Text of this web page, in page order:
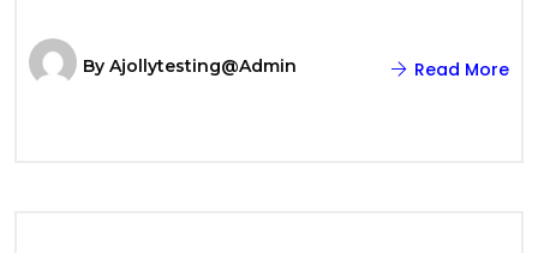
By Ajollytesting@admin Read More